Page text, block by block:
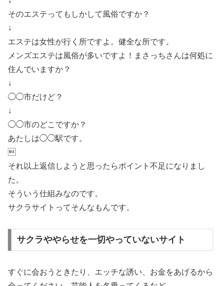
そのエステってもしかして風俗ですか？
↓
エステは女性が行く所ですよ。健全な所です。
メンズエステは風俗が多いですよ！まさっちさんは何処に
住んでいますか？
↓
◯◯市だけど？
↓
◯◯市のどこですか？
あたしは◯◯駅です。

それ以上返信しようと思ったらポイント不足になりまし
た。
そういう仕組みなのです。
サクラサイトってそんなもんです。
サクラややらせを一切やっていないサイト
すぐに会おうときたり、エッチな誘い、お金をあげるから